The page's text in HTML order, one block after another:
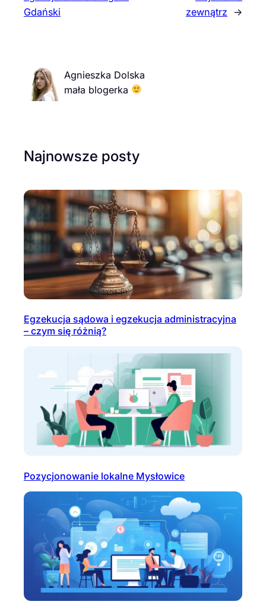
Gdański
zewnątrz
→
Agnieszka Dolska
mała blogerka
Najnowsze posty
Egzekucja sądowa i egzekucja administracyjna
– czym się różnią?
Pozycjonowanie lokalne Mysłowice